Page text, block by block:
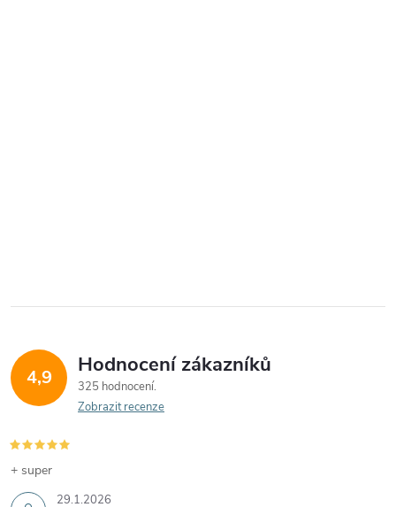
4,9 Hodnocení zákazníků
325 hodnocení
Zobrazit recenze
29.1.2026
+ super